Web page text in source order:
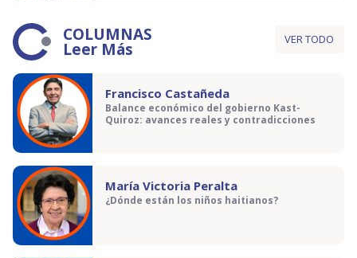
COLUMNAS
Leer Más VER TODO
Francisco Castañeda
Balance económico del gobierno Kast-
Quiroz: avances reales y contradicciones
María Victoria Peralta
¿Dónde están los niños haitianos?